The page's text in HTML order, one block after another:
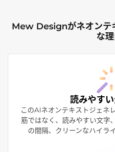
Mew Designがネオンテ
な
読みやす
このAIネオンテキストジェネ
筋ではなく、読みやすい文字
の間隔、クリーンなハイラ